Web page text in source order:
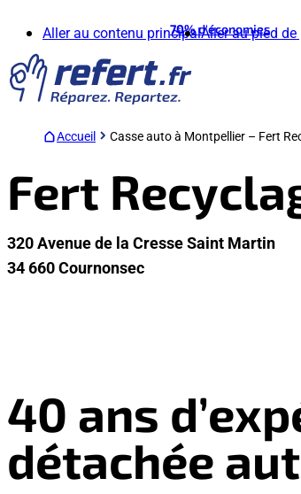
Aller au contenu principalAller au pied de
70%d'économies
Accueil Casse auto à Montpellier – Fert
Fert
320 Avenue de la Cresse Saint Martin
34 660 Cournonsec
40 ans
détachée